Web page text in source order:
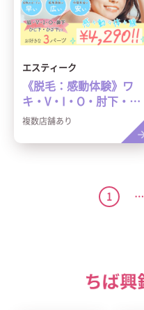
エスティーク
《脱毛：感動体験》ワ
キ・V・I・O・肘下・膝
下・鼻下よりお好きな3
パーツ4,290円！(ご新
複数店舗あり
1 …